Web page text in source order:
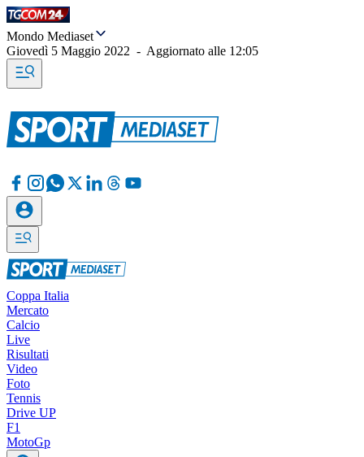
Mondo Mediaset
Giovedì 5 Maggio 2022 - Aggiornato alle 12:05
Coppa Italia
Mercato
Calcio
Live
Risultati
Video
Foto
Tennis
Drive UP
F1
MotoGp